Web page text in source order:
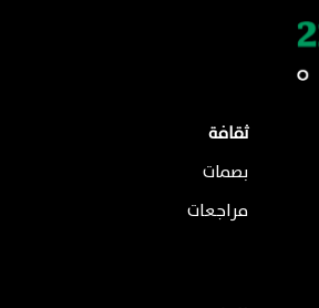
ثقافة
بصمات
مراجعات